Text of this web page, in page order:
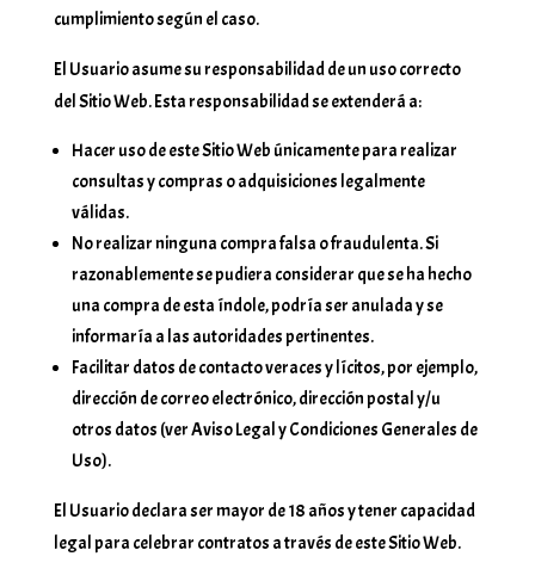
cumplimiento según el caso.
El Usuario asume su responsabilidad de un uso correcto
del Sitio Web. Esta responsabilidad se extenderá a:
Hacer uso de este Sitio Web únicamente para realizar
consultas y compras o adquisiciones legalmente
válidas.
No realizar ninguna compra falsa o fraudulenta. Si
razonablemente se pudiera considerar que se ha hecho
una compra de esta índole, podría ser anulada y se
informaría a las autoridades pertinentes.
Facilitar datos de contacto veraces y lícitos, por ejemplo,
dirección de correo electrónico, dirección postal y/u
otros datos (ver Aviso Legal y Condiciones Generales de
Uso).
El Usuario declara ser mayor de 18 años y tener capacidad
legal para celebrar contratos a través de este Sitio Web.